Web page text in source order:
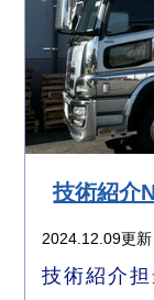
技術紹介
2024.12.09更新
技術紹介